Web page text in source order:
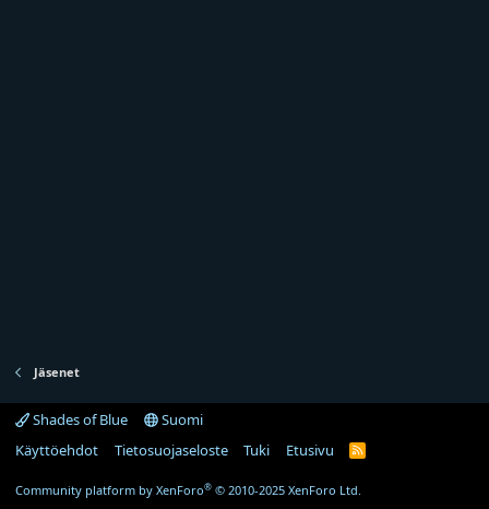
Jäsenet
Shades of Blue
Suomi
Käyttöehdot
Tietosuojaseloste Tuki Etusivu
R
Community platform by XenForo® © 2010-2025 XenForo Ltd.